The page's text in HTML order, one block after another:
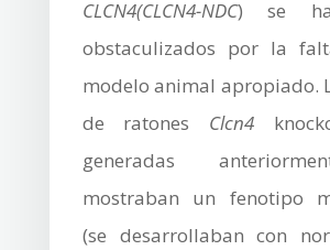
CLCN4(CLCN4-NDC) se
obstaculizados por la
modelo animal apropiado.
de ratones Clcn4
generadas
mostraban un fenotipo
(se desarrollaban con